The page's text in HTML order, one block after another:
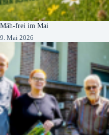
Mäh-frei im Mai
9. Mai 2026